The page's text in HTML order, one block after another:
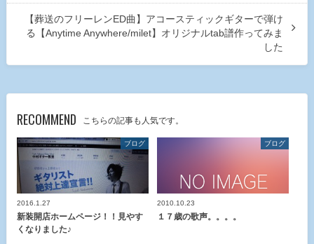
【葬送のフリーレンED曲】アコースティックギターで弾け
る【Anytime Anywhere/milet】オリジナルtab譜作ってみま
した
RECOMMEND こちらの記事も人気です。
ブログ
2016.1.27
新装開店ホームページ！！見やす
くなりました♪
ブログ
2010.10.23
１７歳の歌声。。。。